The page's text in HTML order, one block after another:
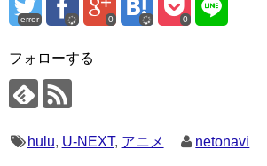
error 0 0
フォローする
hulu, U-NEXT, アニメ netonavi